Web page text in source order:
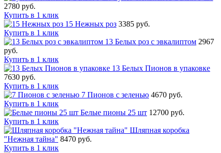
2780 руб.
Купить в 1 клик
15 Нежных роз 3385 руб.
Купить в 1 клик
13 Белых роз с эвкалиптом 2967
руб.
Купить в 1 клик
13 Белых Пионов в упаковке
7630 руб.
Купить в 1 клик
7 Пионов с зеленью 4670 руб.
Купить в 1 клик
Белые пионы 25 шт 12700 руб.
Купить в 1 клик
Шляпная коробка
"Нежная тайна" 8470 руб.
Купить в 1 клик